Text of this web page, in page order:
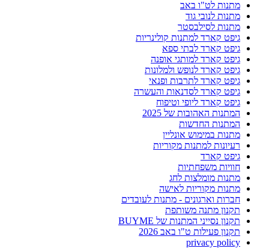
מתנות לט"ו באב
מתנות לנובי גוד
מתנות לסילבסטר
גיפט קארד למתנות קולינריות
גיפט קארד לבתי ספא
גיפט קארד למותגי אופנה
גיפט קארד לנופש ולמלונות
גיפט קארד לתרבות ופנאי
גיפט קארד לסדנאות והעשרה
גיפט קארד ליופי וטיפוח
המתנות האהובות של 2025
המתנות החדשות
מתנות במימוש אונליין
רעיונות למתנות מקוריות
גיפט קארד
חוויות משפחתיות
מתנות מומלצות לחג
מתנות מקוריות לאישה
חברות וארגונים - מתנות לעובדים
תקנון מתנה משותפת
תקנון נסייני המתנות של BUYME
תקנון פעילות ט"ו באב 2026
privacy policy